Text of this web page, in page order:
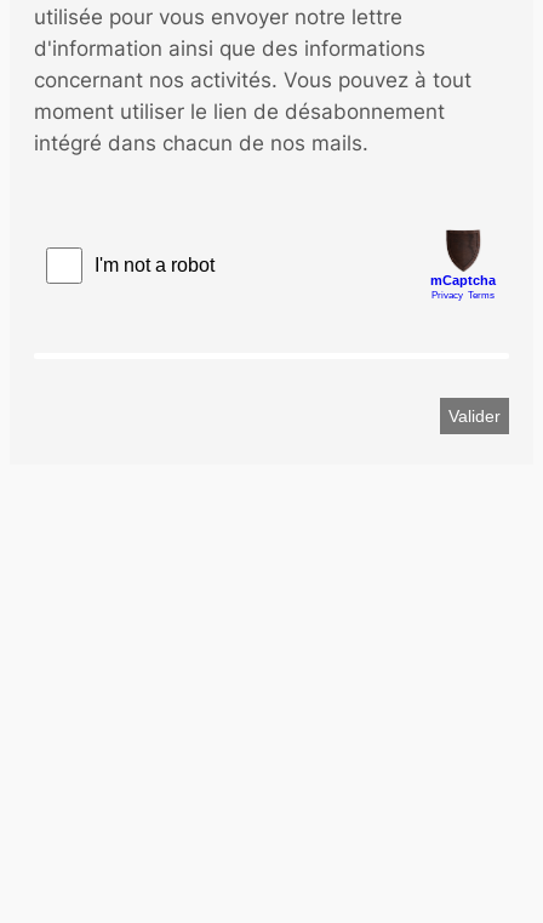
utilisée pour vous envoyer notre lettre
d'information ainsi que des informations
concernant nos activités. Vous pouvez à tout
moment utiliser le lien de désabonnement
intégré dans chacun de nos mails.